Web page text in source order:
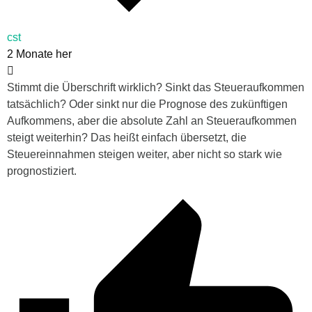
cst
2 Monate her
Stimmt die Überschrift wirklich? Sinkt das Steueraufkommen
tatsächlich? Oder sinkt nur die Prognose des zukünftigen
Aufkommens, aber die absolute Zahl an Steueraufkommen
steigt weiterhin? Das heißt einfach übersetzt, die
Steuereinnahmen steigen weiter, aber nicht so stark wie
prognostiziert.